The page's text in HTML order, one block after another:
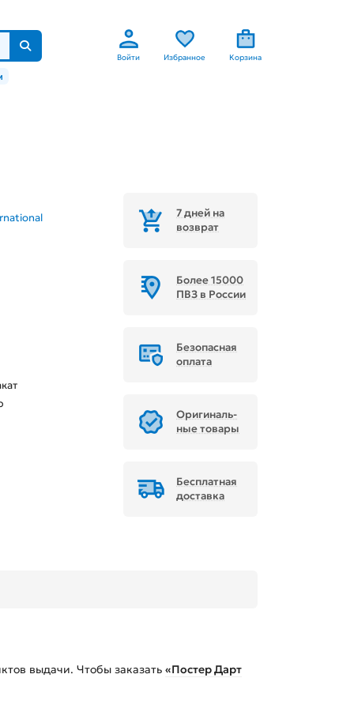
Войти Избранное Корзина
7 дней на
возврат
Более 15000
ПВЗ в России
Безопасная
оплата
Ори­ги­наль­
ные товары
Бесплатная
доставка
выдачи. Чтобы заказать «Постер Дарт